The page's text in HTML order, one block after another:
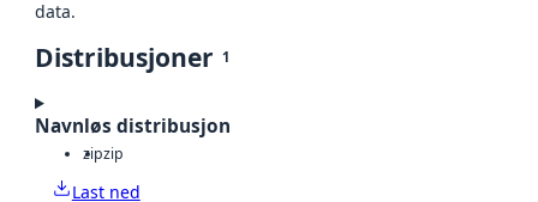
data.
Distribusjoner 1
Navnløs distribusjon
zipzip
Last ned